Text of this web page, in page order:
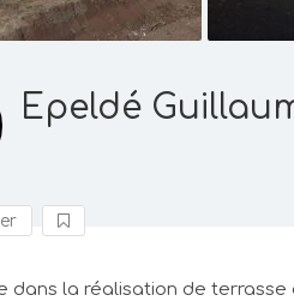
Epeldé
dans la réalisation de